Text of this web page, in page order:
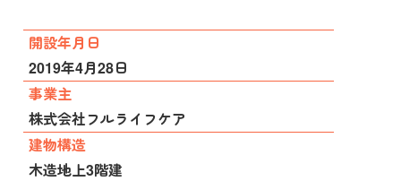
開設年月日
2019年4月28日
事業主
株式会社フルライフケア
建物構造
木造地上3階建